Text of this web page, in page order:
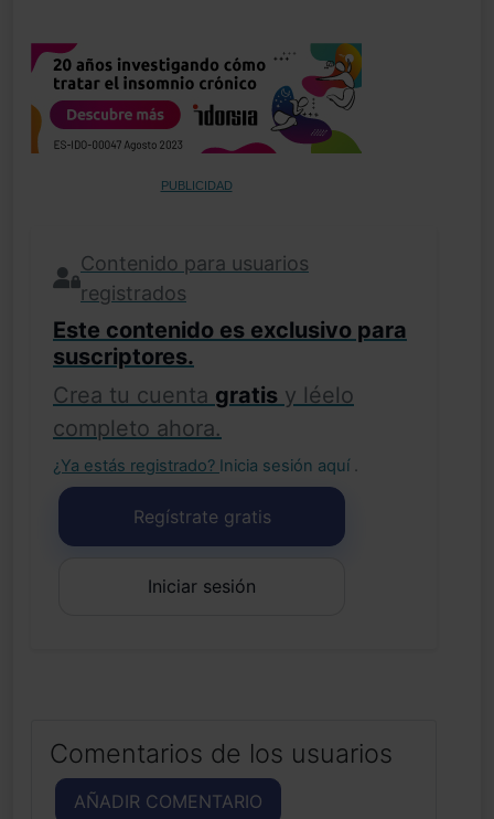
PUBLICIDAD
Contenido para usuarios
registrados
Este contenido es exclusivo para
suscriptores.
Crea tu cuenta gratis y léelo
completo ahora.
¿Ya estás registrado? Inicia sesión aquí .
Regístrate gratis
Iniciar sesión
Comentarios de los usuarios
AÑADIR COMENTARIO